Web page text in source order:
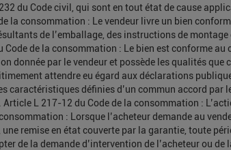
du Code civil, qui sont en tout état de cause
la consommation : Le vendeur livre un bien
de l’emballage, des instructions de
de la consommation : Le bien est conforme au
donnée par le vendeur et possède les qualités que
attendre eu égard aux déclarations
caractéristiques définies d’un commun accord par
L 217-12 du Code de la consommation :
: Lorsque l’acheteur demande au
remise en état couverte par la garantie, toute
de la demande d’intervention de l’acheteur ou